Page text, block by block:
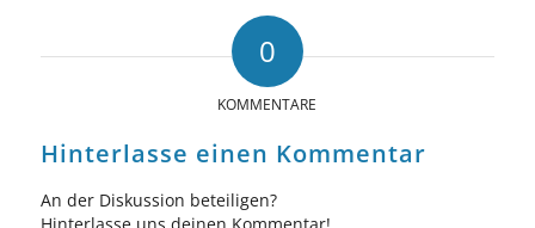
0
KOMMENTARE
Hinterlasse einen Kommentar
An der Diskussion beteiligen?